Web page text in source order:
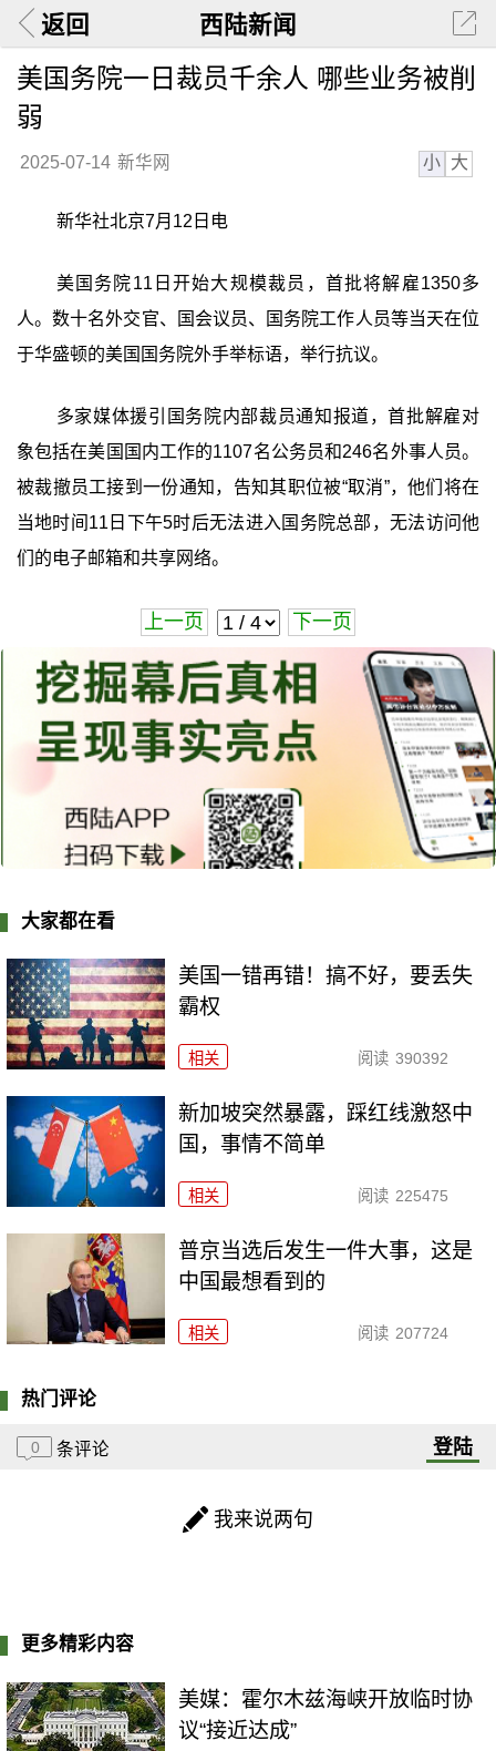
返回 西陆新闻
美国务院一日裁员千余人 哪些业务被削
弱
2025-07-14 新华网 小 大
新华社北京7月12日电
美国务院11日开始大规模裁员，首批将解雇1350多
人。数十名外交官、国会议员、国务院工作人员等当天在位
于华盛顿的美国国务院外手举标语，举行抗议。
多家媒体援引国务院内部裁员通知报道，首批解雇对
象包括在美国国内工作的1107名公务员和246名外事人员。
被裁撤员工接到一份通知，告知其职位被“取消”，他们将在
当地时间11日下午5时后无法进入国务院总部，无法访问他
们的电子邮箱和共享网络。
上一页 下一页
大家都在看
美国一错再错！搞不好，要丢失
霸权
相关 阅读 390392
新加坡突然暴露，踩红线激怒中
国，事情不简单
相关 阅读 225475
普京当选后发生一件大事，这是
中国最想看到的
相关 阅读 207724
热门评论
0 条评论 登陆
我来说两句
更多精彩内容
美媒：霍尔木兹海峡开放临时协
议“接近达成”